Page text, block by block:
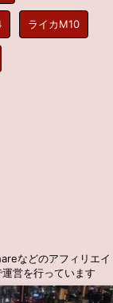
ライカM10
などのアフィリエイ
営を行っています